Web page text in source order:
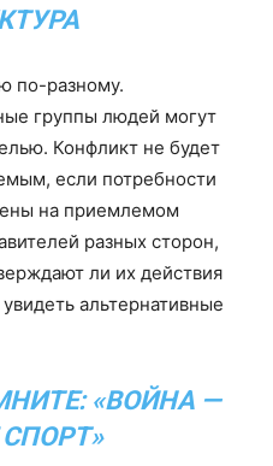
по-разному.
группы людей могут
Конфликт не будет
если потребности
на приемлемом
разных сторон,
ли их действия
альтернативные
«ВОЙНА —